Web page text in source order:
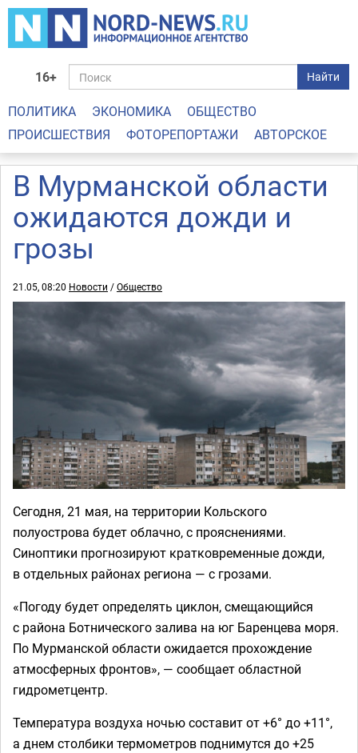
16+ Найти
ПОЛИТИКА ЭКОНОМИКА
ОБЩЕСТВО
ПРОИСШЕСТВИЯ
ФОТОРЕПОРТАЖИ АВТОРСКОЕ
В Мурманской области
ожидаются дожди и
грозы
21.05, 08:20 Новости /Общество
Сегодня, 21 мая, на территории Кольского
полуострова будет облачно, с прояснениями.
Синоптики прогнозируют кратковременные дожди,
в отдельных районах региона — с грозами.
«Погоду будет определять циклон, смещающийся
с района Ботнического залива на юг Баренцева моря.
По Мурманской области ожидается прохождение
атмосферных фронтов», — сообщает областной
гидрометцентр.
Температура воздуха ночью составит от +6° до +11°,
а днем столбики термометров поднимутся до +25